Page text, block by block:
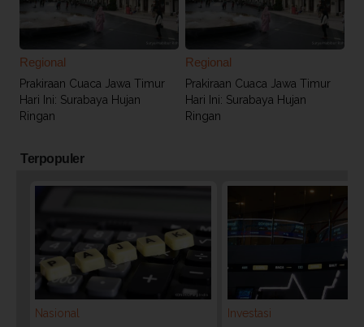
Regional
Prakiraan Cuaca Jawa Timur
Hari Ini: Surabaya Hujan
Ringan
Regional
Prakiraan Cuaca Jawa Timur
Hari Ini: Surabaya Hujan
Ringan
Terpopuler
Nasional
Investasi